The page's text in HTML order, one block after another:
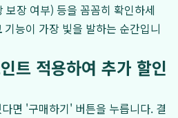
보장 여부) 등을 꼼꼼히 확인하세
기능이 가장 빛을 발하는 순간입니
트 적용하여 추가 할인
면 '구매하기' 버튼을 누릅니다. 결